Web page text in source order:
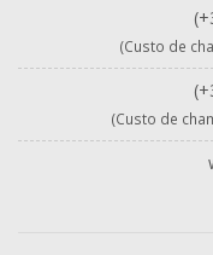
(Custo de
(Custo de